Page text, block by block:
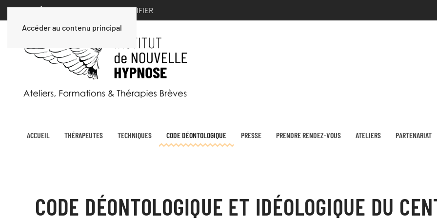
Accéder au contenu principal
VOUS ÊTES UN PARTICULIER ∣MODIFIER
ACCUEIL THÉRAPEUTES TECHNIQUES CODE DÉONTOLOGIQUE PRESSE PRENDRE RENDEZ-VOUS ATELIERS PARTENARIAT
CODE DÉONTOLOGIQUE ET IDÉOLOGIQUE DU